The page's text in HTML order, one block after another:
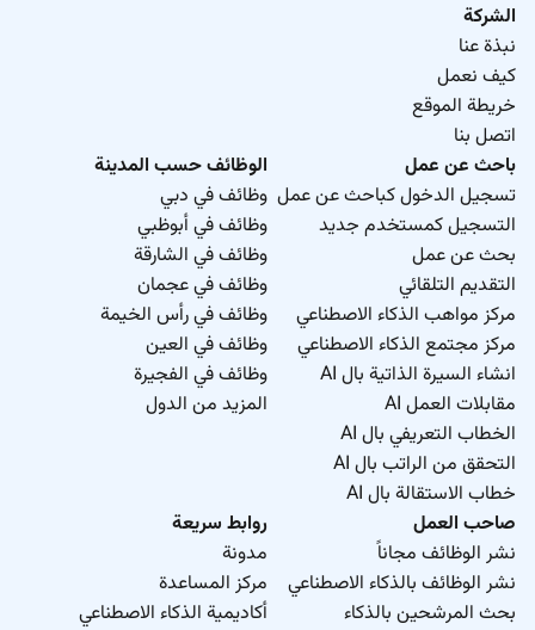
الشركة
نبذة عنا
كيف نعمل
خريطة الموقع
اتصل بنا
باحث عن عمل
تسجيل الدخول كباحث عن عمل
التسجيل كمستخدم جديد
بحث عن عمل
التقديم التلقائي
مركز مواهب الذكاء الاصطناعي
مركز مجتمع الذكاء الاصطناعي
انشاء السيرة الذاتية بال AI
مقابلات العمل AI
الخطاب التعريفي بال AI
التحقق من الراتب بال AI
خطاب الاستقالة بال AI
الوظائف حسب المدينة
وظائف في دبي
وظائف في أبوظبي
وظائف في الشارقة
وظائف في عجمان
وظائف في رأس الخيمة
وظائف في العين
وظائف في الفجيرة
المزيد من الدول
صاحب العمل
نشر الوظائف مجاناً
نشر الوظائف بالذكاء الاصطناعي
بحث المرشحين بالذكاء
روابط سريعة
مدونة
مركز المساعدة
أكاديمية الذكاء الاصطناعي